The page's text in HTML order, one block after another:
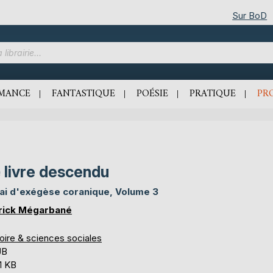
Sur BoD
FANTASTIQUE POÉSIE PRATIQUE
livre descendu
d'exégèse coranique, Volume 3
Mégarbané
& sciences sociales
KB